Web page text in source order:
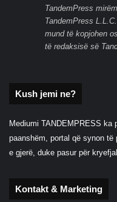
TandemPress
TandemPress
mund të kopjohen
të redaksisë së
Kush jemi ne?
Mediumi TANDEMPRESS ka
paanshëm, portal që synon të
e gjerë, duke pasur për
Kontakt & Marketing